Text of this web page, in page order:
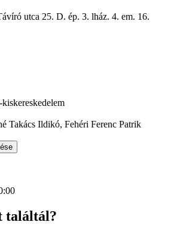
utca 25. D. ép. 3. lház. 4. em. 16.
Takács Ildikó, Fehéri Ferenc Patrik
találtál?